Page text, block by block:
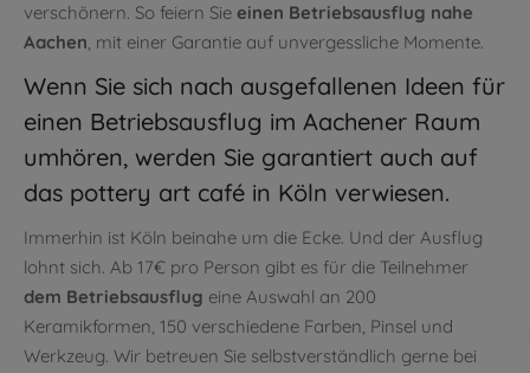
verschönern. So feiern Sie einen Betriebsausflug nahe
Aachen, mit einer Garantie auf unvergessliche Momente.
Wenn Sie sich nach ausgefallenen Ideen für
einen Betriebsausflug im Aachener Raum
umhören, werden Sie garantiert auch auf
das pottery art café in Köln verwiesen.
Immerhin ist Köln beinahe um die Ecke. Und der Ausflug
lohnt sich. Ab 17€ pro Person gibt es für die Teilnehmer
dem Betriebsausflug eine Auswahl an 200
Keramikformen, 150 verschiedene Farben, Pinsel und
Werkzeug. Wir betreuen Sie selbstverständlich gerne bei